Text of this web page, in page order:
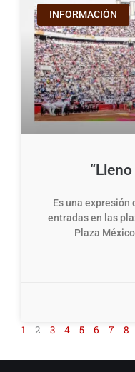
INFORMACIÓN
Es una expresión
entradas en las
Plaza
1 2 3 4 5 6 7 8